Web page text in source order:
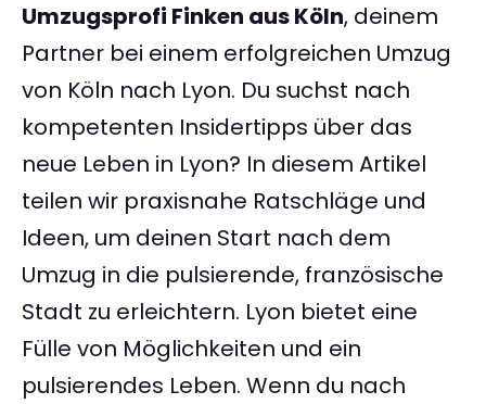
Umzugsprofi Finken aus Köln, deinem
Partner bei einem erfolgreichen Umzug
von Köln nach Lyon. Du suchst nach
kompetenten Insidertipps über das
neue Leben in Lyon? In diesem Artikel
teilen wir praxisnahe Ratschläge und
Ideen, um deinen Start nach dem
Umzug in die pulsierende, französische
Stadt zu erleichtern. Lyon bietet eine
Fülle von Möglichkeiten und ein
pulsierendes Leben. Wenn du nach